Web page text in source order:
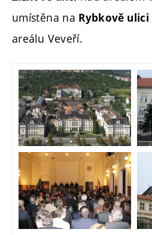
umístěna na Rybkově ulici
areálu Veveří.